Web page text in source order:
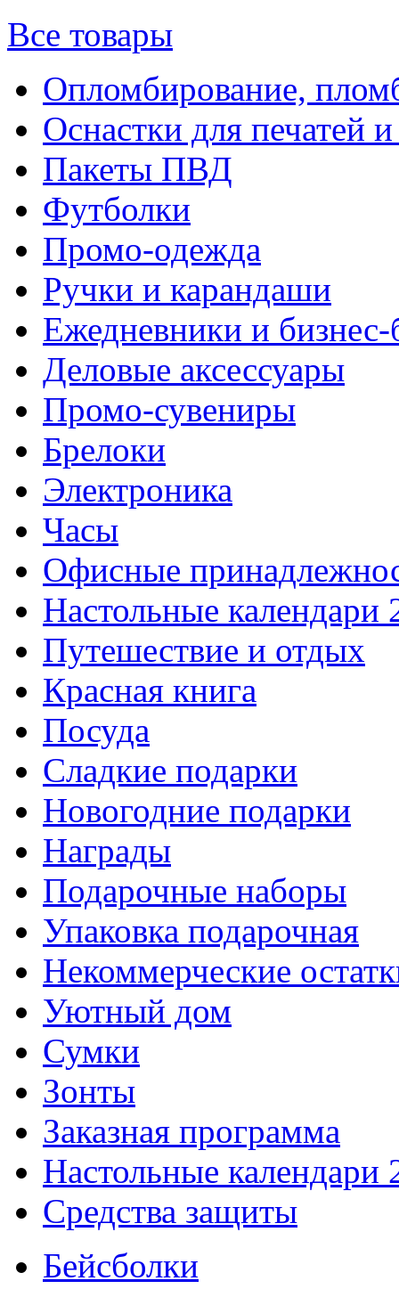
Все товары
Опломбирование,
Оснастки для печатей
Пакеты ПВД
Футболки
Промо-одежда
Ручки и карандаши
Ежедневники и
Деловые аксессуары
Промо-сувениры
Брелоки
Электроника
Часы
Офисные
Настольные календари
Путешествие и отдых
Красная книга
Посуда
Сладкие подарки
Новогодние подарки
Награды
Подарочные наборы
Упаковка подарочная
Некоммерческие
Уютный дом
Сумки
Зонты
Заказная программа
Настольные календари
Средства защиты
Бейсболки